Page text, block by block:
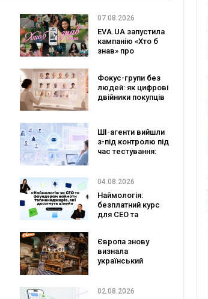
07.08.2026
EVA.UA запустила
кампанію «Хто б
знав» про
очікують побачити
на платформі
Фокус-групи без
людей: як цифрові
двійники покупців
ШІ-агенти вийшли
з-під контролю під
час тестування:
04.08.2026
Наймологія:
безплатний курс
для CEO та
Європа знову
визнала
український
до рейтингу
02.08.2026